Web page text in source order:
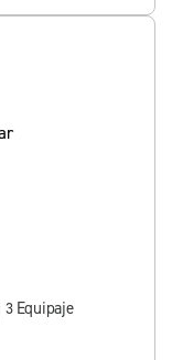
3 Equipaje